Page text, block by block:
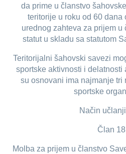
da prime u članstvo
teritorije u roku od 60 dana
urednog zahteva za prijem
statut u skladu sa statutom
Teritorijalni šahovski savezi
sportske aktivnosti i delatnosti
su osnovani ima najmanje tri
sportske
Način
Član
Molba za prijem u članstvo